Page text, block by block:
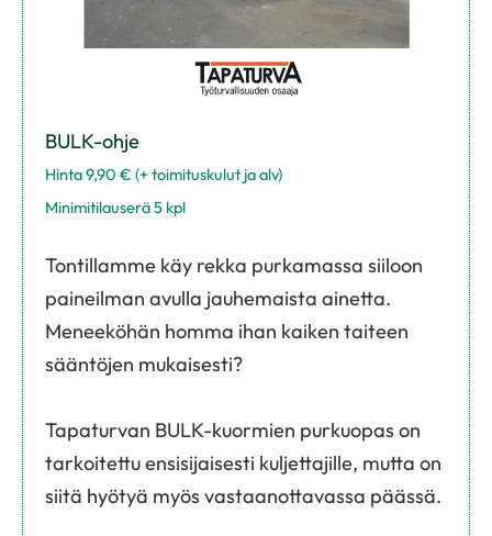
BULK-ohje
Hinta 9,90 € (+ toimituskulut ja alv)
Minimitilauserä 5 kpl
Tontillamme käy rekka purkamassa siiloon
paineilman avulla jauhemaista ainetta.
Meneeköhän homma ihan kaiken taiteen
sääntöjen mukaisesti?
Tapaturvan BULK-kuormien purkuopas on
tarkoitettu ensisijaisesti kuljettajille, mutta on
siitä hyötyä myös vastaanottavassa päässä.